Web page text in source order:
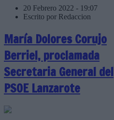
20 Febrero 2022 - 19:07
Escrito por Redaccion
María Dolores Corujo
Berriel, proclamada
Secretaria General del
PSOE Lanzarote